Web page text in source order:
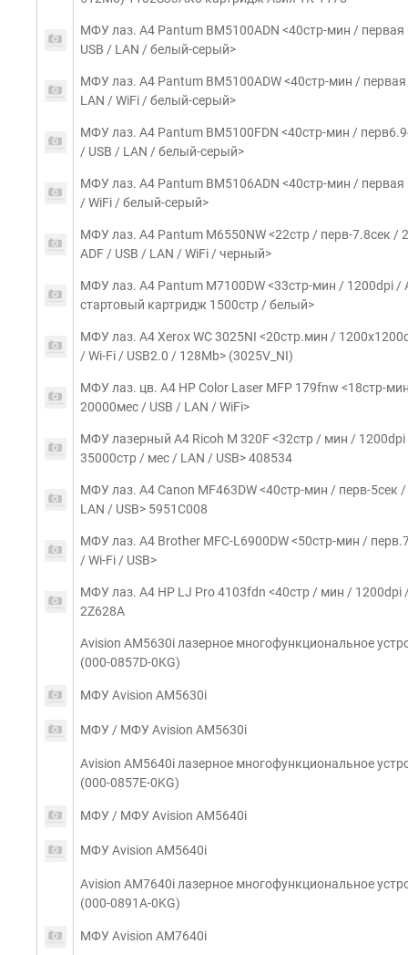
МФУ лаз. A4 Pantum BM5100ADN <40стр-мин /
USB / LAN / белый-серый>
МФУ лаз. A4 Pantum BM5100ADW <40стр-мин /
LAN / WiFi / белый-серый>
МФУ лаз. A4 Pantum BM5100FDN <40стр-мин /
/ USB / LAN / белый-серый>
МФУ лаз. A4 Pantum BM5106ADN <40стр-мин / первая
/ WiFi / белый-серый>
МФУ лаз. A4 Pantum M6550NW <22стр / перв-7.8сек
ADF / USB / LAN / WiFi / черный>
МФУ лаз. A4 Pantum M7100DW <33стр-мин / 1200dpi /
стартовый картридж 1500стр / белый>
МФУ лаз. A4 Xerox WC 3025NI <20стр.мин /
/ Wi-Fi / USB2.0 / 128Mb> (3025V_NI)
МФУ лаз. цв. A4 HP Color Laser MFP 179fnw <18стр-
20000мес / USB / LAN / WiFi>
МФУ лазерный A4 Ricoh M 320F <32стр / мин / 1200dpi
35000стр / мес / LAN / USB> 408534
МФУ лаз. A4 Canon MF463DW <40стр-мин / перв-5сек
LAN / USB> 5951C008
МФУ лаз. A4 Brother MFC-L6900DW <50стр-мин /
/ Wi-Fi / USB>
МФУ лаз. A4 HP LJ Pro 4103fdn <40стр / мин / 1200dpi
2Z628A
Avision AM5630i лазерное многофункциональное
(000-0857D-0KG)
МФУ Avision AM5630i
МФУ / МФУ Avision AM5630i
Avision AM5640i лазерное многофункциональное
(000-0857E-0KG)
МФУ / МФУ Avision AM5640i
МФУ Avision AM5640i
Avision AM7640i лазерное многофункциональное
(000-0891A-0KG)
МФУ Avision AM7640i